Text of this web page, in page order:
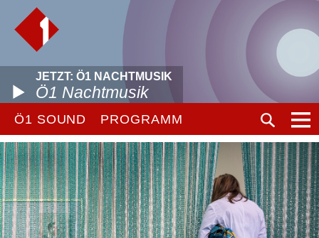
JETZT: Ö1 NACHTMUSIK
Ö1 Nachtmusik
Ö1 SOUND PROGRAMM